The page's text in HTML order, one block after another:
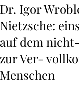
Dr. Igor
Nietzsche:
auf dem
zur Ver-
Menschen